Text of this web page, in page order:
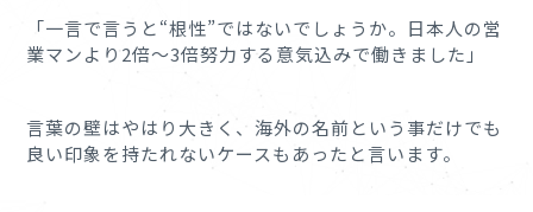
「一言で言うと“根性”ではないでしょうか。日本人の営
業マンより2倍〜3倍努力する意気込みで働きました」
言葉の壁はやはり大きく、海外の名前という事だけでも
良い印象を持たれないケースもあったと言います。